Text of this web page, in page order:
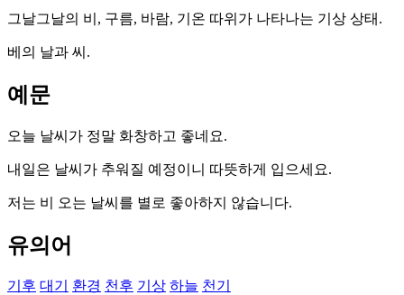
그날그날의 비, 구름, 바람, 기온 따위가 나타나는 기상 상태.
베의 날과 씨.
예문
오늘 날씨가 정말 화창하고 좋네요.
내일은 날씨가 추워질 예정이니 따뜻하게 입으세요.
저는 비 오는 날씨를 별로 좋아하지 않습니다.
유의어
기후 대기 환경 천후 기상 하늘 천기